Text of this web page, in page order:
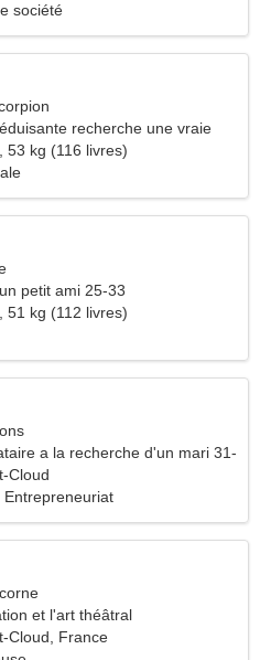
société
recherche une vraie
53 kg (116 livres)
petit ami 25-33
51 kg (112 livres)
a la recherche d'un mari 31-
Cloud
Entrepreneuriat
et l'art théâtral
Cloud, France